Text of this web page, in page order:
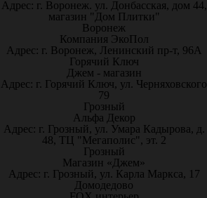
Адрес: г. Воронеж. ул. Донбасская, дом 44,
магазин "Дом Плитки"
Воронеж
Компания ЭкоПол
Адрес: г. Воронеж, Ленинский пр-т, 96А
Горячий Ключ
Джем - магазин
Адрес: г. Горячий Ключ, ул. Черняховского
79
Грозный
Альфа Декор
Адрес: г. Грозный, ул. Умара Кадырова, д.
48, ТЦ "Мегаполис", эт. 2
Грозный
Магазин «Джем»
Адрес: г. Грозный, ул. Карла Маркса, 17
Домодедово